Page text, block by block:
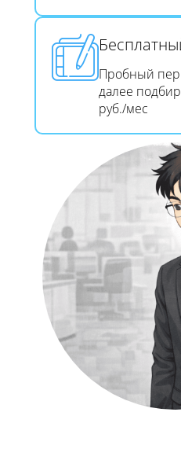
Пробный
далее
руб./мес